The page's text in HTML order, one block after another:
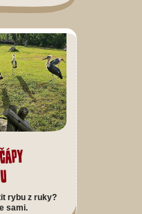
rybu z ruky?
sami.